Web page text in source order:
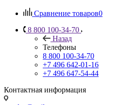
Сравнение товаров0
8 800 100-34-70
Назад
Телефоны
8 800 100-34-70
+7 496 642-01-16
+7 496 647-54-44
Контактная информация